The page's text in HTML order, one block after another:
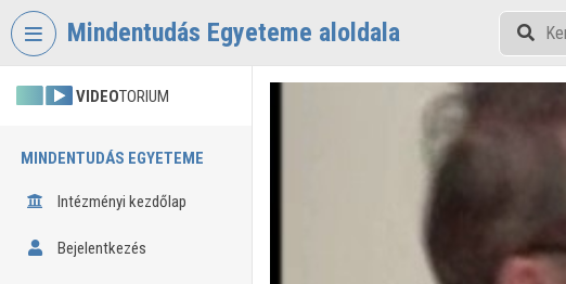
Fejléc kihagyása
Mindentudás Egyeteme aloldala
VIDEOTORIUM
MINDENTUDÁS EGYETEME
Intézményi kezdőlap
Bejelentkezés